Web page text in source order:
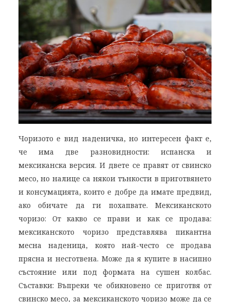
Чоризото е вид наденичка, но интересен факт е,
че има две разновидности: испанска и
мексиканска версия. И двете се правят от свинско
месо, но налице са някои тънкости в приготвянето
и консумацията, които е добре да имате предвид,
ако обичате да ги похапвате. Мексиканското
чоризо: От какво се прави и как се продава:
мексиканското чоризо представлява пикантна
месна наденица, която най-често се продава
прясна и несготвена. Може да я купите в насипно
състояние или под формата на сушен колбас.
Съставки: Въпреки че обикновено се приготвя от
свинско месо, за мексиканското чоризо може да се